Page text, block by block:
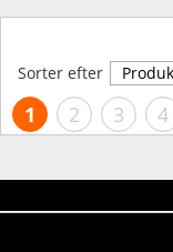
Sorter efter
Du
i
øjeblikket
1 Side
2 Side
3 4